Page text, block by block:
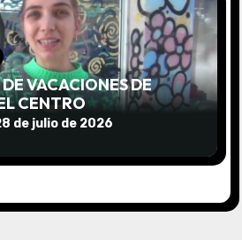
VACACIONES DE
CENTRO
EL TALA
de julio de 2026